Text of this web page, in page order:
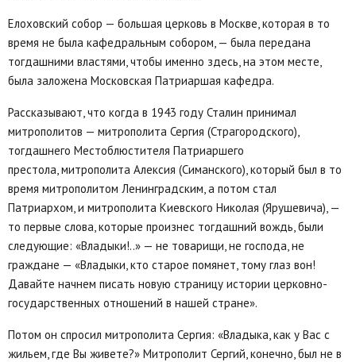
Елоховский собор — большая церковь в Москве, которая в то
время не была кафедральным собором, — была передана
тогдашними властями, чтобы именно здесь, на этом месте,
была заложена Московская Патриаршая кафедра.
Рассказывают, что когда в 1943 году Сталин принимал
митрополитов — митрополита Сергия (Страгородского),
тогдашнего Местоблюстителя Патриаршего
престола, митрополита Алексия (Симанского), который был в то
время митрополитом Ленинградским, а потом стал
Патриархом, и митрополита Киевского Николая (Ярушевича), —
то первые слова, которые произнес тогдашний вождь, были
следующие: «Владыки!..» — не товарищи, не господа, не
граждане — «Владыки, кто старое помянет, тому глаз вон!
Давайте начнем писать новую страницу истории церковно-
государственных отношений в нашей стране».
Потом он спросил митрополита Сергия: «Владыка, как у Вас с
жильем, где Вы живете?» Митрополит Сергий, конечно, был не в